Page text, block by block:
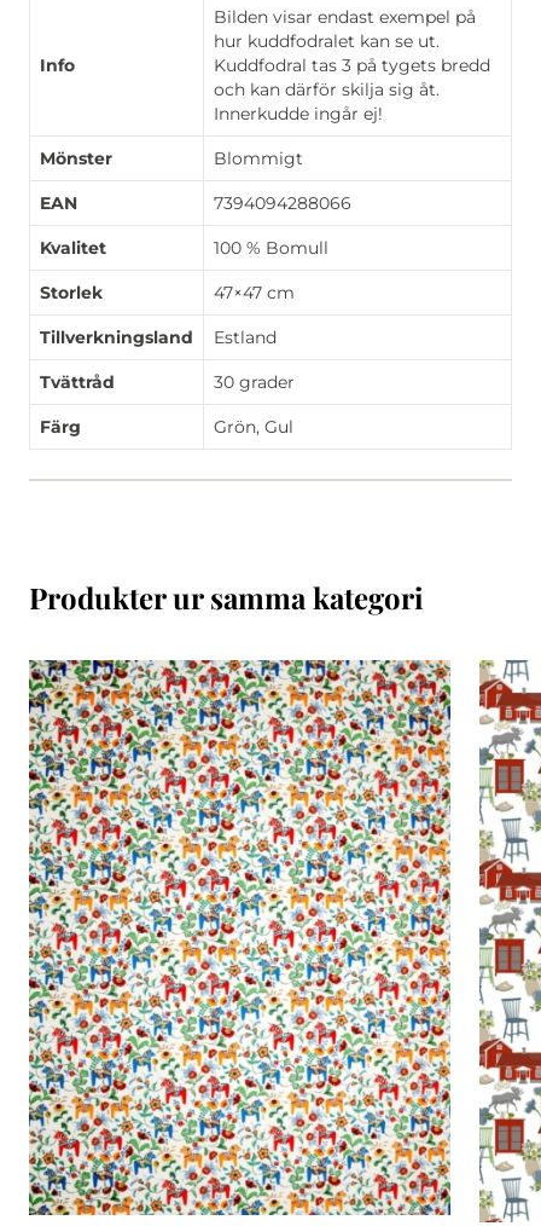
Info
Bilden visar endast exempel på
hur kuddfodralet kan se ut.
Kuddfodral tas 3 på tygets bredd
och kan därför skilja sig åt.
Innerkudde ingår ej!
Mönster Blommigt
EAN 7394094288066
Kvalitet 100 % Bomull
Storlek 47×47 cm
Tillverkningsland Estland
Tvättråd 30 grader
Färg Grön, Gul
Produkter ur samma kategori